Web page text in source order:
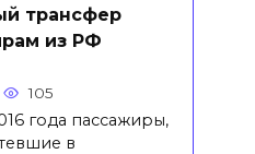
трансфер
из РФ
105
года пассажиры,
в